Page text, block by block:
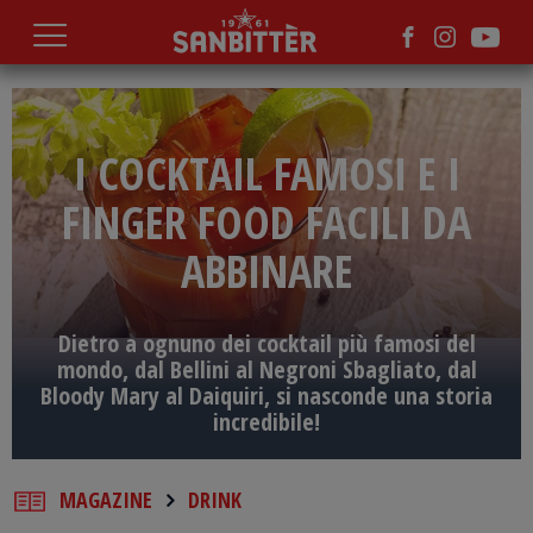
contenuto
principale
I COCKTAIL FAMOSI E I
FINGER FOOD FACILI DA
ABBINARE
Dietro a ognuno dei cocktail più famosi del
mondo, dal Bellini al Negroni Sbagliato, dal
Bloody Mary al Daiquiri, si nasconde una storia
incredibile!
MAGAZINE DRINK